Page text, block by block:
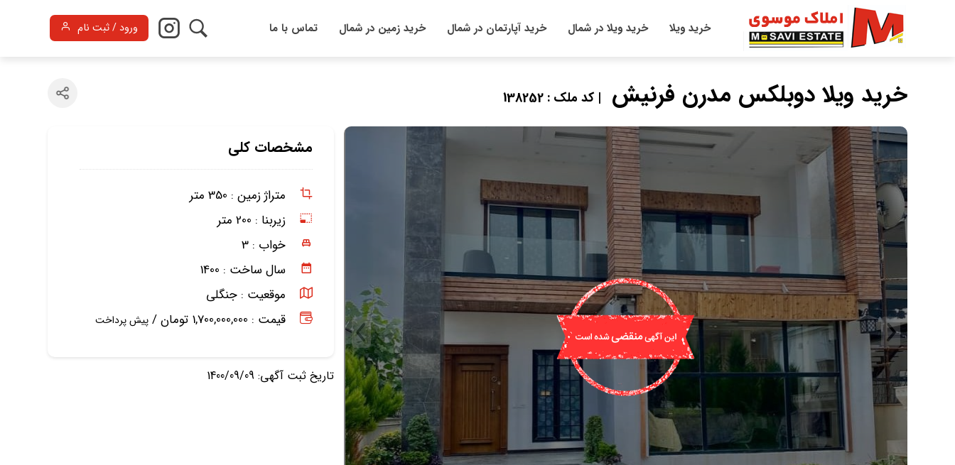
خرید ویلا خرید ویلا در شمال خرید آپارتمان در شمال خرید زمین در شمال تماس با ما ورود / ثبت نام
خرید ویلا دوبلکس مدرن فرنیش | کد ملک : 138252
مشخصات کلی
متراژ زمین : 350 متر
زیربنا : 200 متر
خواب : 3
سال ساخت : 1400
موقعیت : جنگلی
قیمت : 1,700,000,000 تومان /
پیش پرداخت
تاریخ ثبت آگهی: 1400/09/09